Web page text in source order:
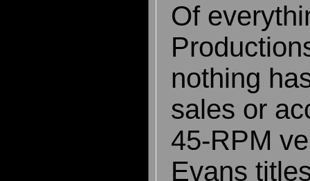
Of
nothing
sales or
45-RPM
Evans